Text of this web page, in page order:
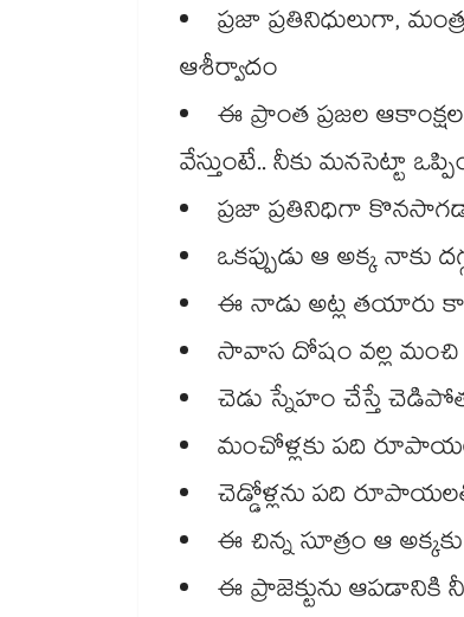
ప్రజా ప్రతినిధులుగా,
ఆశీర్వాదం
ఈ ప్రాంత ప్రజల
వేస్తుంటే.. నీకు మనసెట్టా
ప్రజా ప్రతినిధిగా
ఒకప్పుడు ఆ అక్క నాకు
ఈ నాడు అట్ల తయారు
సావాస దోషం వల్ల
చెడు స్నేహం చేస్తే
మంచోళ్లకు పది
చెడ్డోళ్లను పది
ఈ చిన్న సూత్రం ఆ
ఈ ప్రాజెక్టును ఆపడానికి